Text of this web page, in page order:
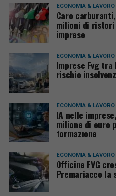
ECONOMIA & LAVORO
Caro
milioni di
imprese
ECONOMIA & LAVORO
Imprese Fvg
rischio
ECONOMIA & LAVORO
IA nelle
milione di euro
formazione
ECONOMIA & LAVORO
Officine FVG
Premariacco la